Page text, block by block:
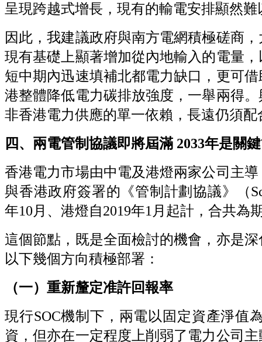
呈現跨越式增長，現有的輸電安排顯然
因此，我建議政府與南方電網積極磋商
現有基礎上顯著增加從內地輸入的電量
短中期內迅速填補北都電力缺口，更可
港整體降低電力碳排放強度，一舉兩得
非香港電力供應的單一依賴，長遠仍須
四、兩電管制協議即將屆滿 2033年是關
香港電力市場由中電及港燈兩家公司主
與香港政府簽署的《管制計劃協議》（
年10月、港燈自2019年1月起計，合共為
這個節點，既是全面檢討的機會，亦是
以下幾個方向積極部署：
（一）重新釐定准許回報率
現行SOC機制下，兩電以固定資產淨值
資，但亦在一定程度上削弱了電力公司